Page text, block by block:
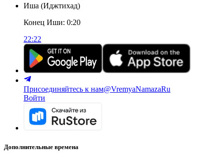
Иша (Иджтихад)
Конец Иши: 0:20
22:22
Присоединяйтесь к нам@VremyaNamazaRu
Войти
Дополнительные времена